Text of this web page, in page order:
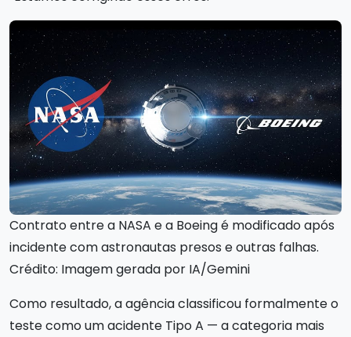
Contrato entre a NASA e a Boeing é modificado após
incidente com astronautas presos e outras falhas.
Crédito: Imagem gerada por IA/Gemini
Como resultado, a agência classificou formalmente o
teste como um acidente Tipo A — a categoria mais